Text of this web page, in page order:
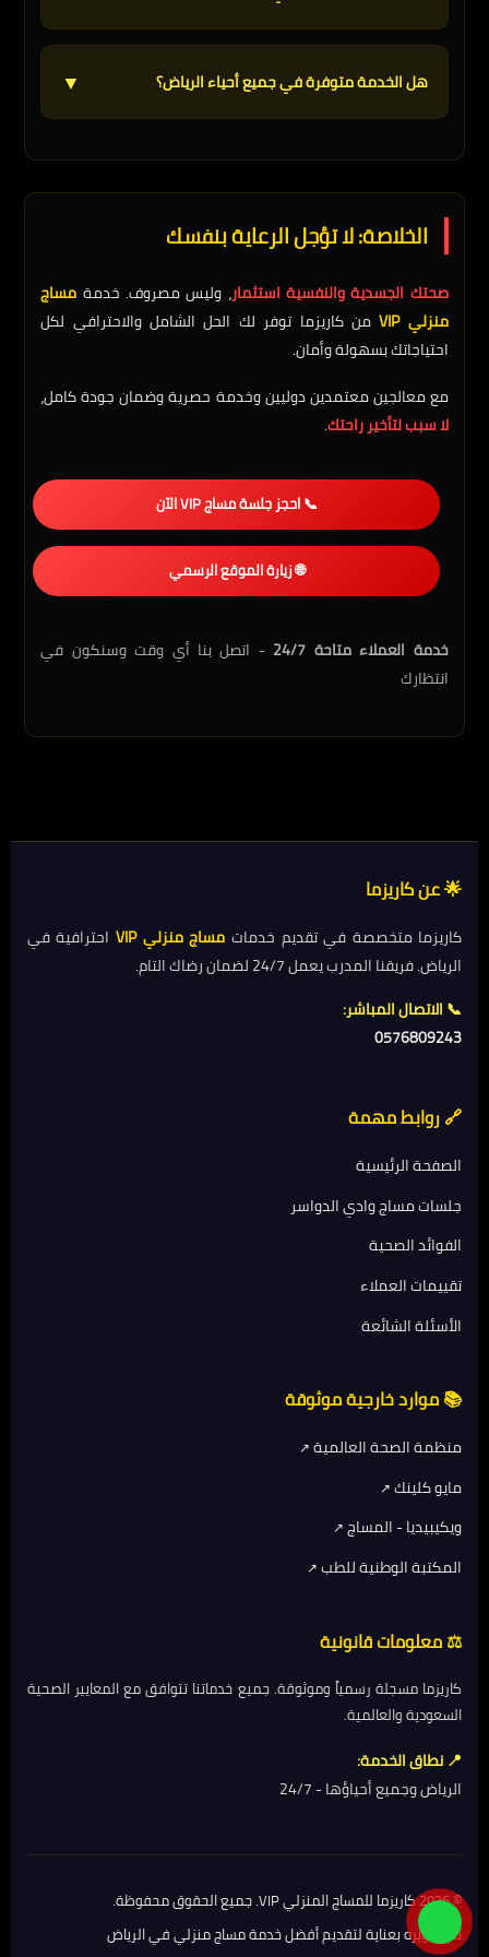
اتصل بنا للحصول على عرض مخصص حسب احتياجاتك.
الحجز بسيط جداً:
اتصل بنا على0576809243
أخبرنا بالموقع والوقت المناسب
سننسق معك التفاصيل الأخرى
استمتع بالجلسة واسترخي تماماً
هل الخدمة متوفرة في جميع أحياء الرياض؟ ▼
كنت في منطقة بعيدة، قد تكون هناك رسوم توصيل
إضافية. اتصل بنا لتأكيد توفر الخدمة في منطقتك.
الخلاصة: لا تؤجل الرعاية بنفسك
صحتك الجسدية والنفسية استثمار، وليس مصروف. خدمة مساج
منزلي VIP
من كاريزما توفر لك الحل الشامل والاحترافي لكل
احتياجاتك بسهولة وأمان.
مع معالجين معتمدين دوليين وخدمة حصرية وضمان جودة كامل،
لا سبب لتأخير راحتك.
📞 احجز جلسة مساج VIP الآن
🌐 زيارة الموقع الرسمي
خدمة العملاء متاحة 24/7
- اتصل بنا أي وقت وسنكون في
انتظارك
🌟 عن كاريزما
كاريزما متخصصة في تقديم خدمات مساج منزلي VIP
احترافية في
الرياض. فريقنا المدرب يعمل 24/7 لضمان رضاك التام.
📞 الاتصال المباشر:
0576809243
🔗 روابط مهمة
الصفحة الرئيسية
جلسات مساج وادي الدواسر
الفوائد الصحية
تقييمات العملاء
الأسئلة الشائعة
📚 موارد خارجية موثوقة
منظمة الصحة العالمية
مايو كلينك
ويكيبيديا - المساج
المكتبة الوطنية للطب
⚖️ معلومات قانونية
كاريزما مسجلة رسمياً وموثوقة. جميع خدماتنا تتوافق مع المعايير الصحية
السعودية والعالمية.
📍 نطاق الخدمة:
الرياض وجميع أحياؤها - 24/7
© 2026 كاريزما للمساج المنزلي VIP. جميع الحقوق محفوظة.
تم تطويره بعناية لتقديم أفضل خدمة مساج منزلي في الرياض